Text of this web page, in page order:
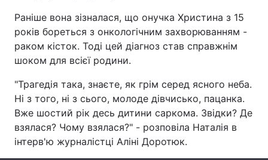
Техно і зв'язок Лайт
Зброя
Здоров'я Туризм
Цікавинки Погода
Екологія Регіони
Раніше вона зізналася, що онучка Христина з 15
років бореться з онкологічним захворюванням -
раком кісток. Тоді цей діагноз став справжнім
шоком для всієї родини.
"Трагедія така, знаєте, як грім серед ясного неба.
Ні з того, ні з сього, молоде дівчисько, пацанка.
Вже шостий рік десь дитини саркома. Звідки? Де
взялася? Чому взялася?" - розповіла Наталія в
інтерв'ю журналістці Аліні Доротюк.